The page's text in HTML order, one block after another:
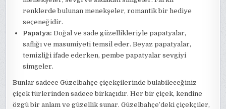
renklerde bulunan menekşeler, romantik bir hediye
seçeneğidir.
Papatya: Doğal ve sade güzellikleriyle papatyalar,
saflığı ve masumiyeti temsil eder. Beyaz papatyalar,
temizliği ifade ederken, pembe papatyalar sevgiyi
simgeler.
Bunlar sadece Güzelbahçe çiçekçilerinde bulabileceğiniz
çiçek türlerinden sadece birkaçıdır. Her bir çiçek, kendine
özgü bir anlam ve güzellik sunar. Güzelbahçe’deki çiçekçiler,